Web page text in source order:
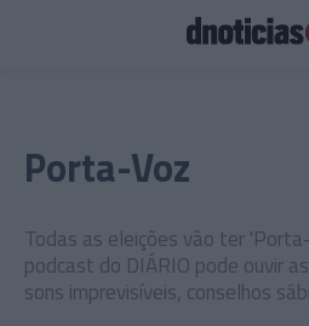
Porta-Voz
Todas as eleições vão ter
podcast do DIÁRIO pode ouvir
sons imprevisíveis, conselhos